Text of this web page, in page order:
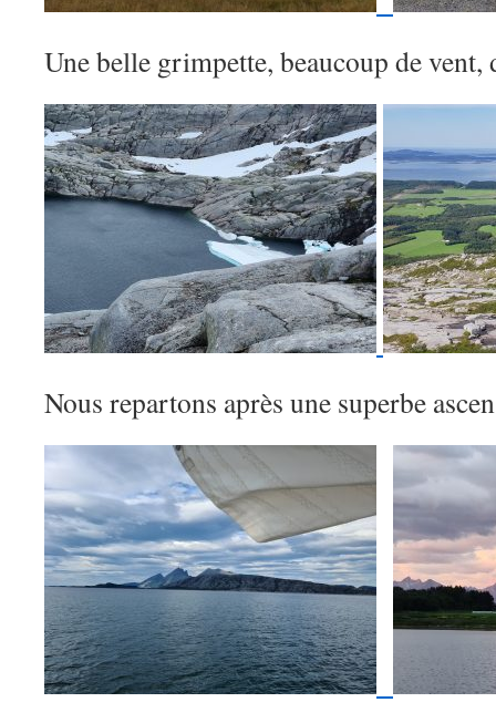
Une belle grimpette, beaucoup de vent,
Nous repartons après une superbe